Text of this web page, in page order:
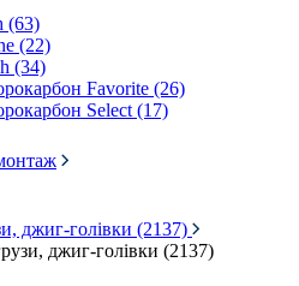
(63)
(22)
(34)
Favorite (26)
Select (17)
джиг-голівки (2137)
джиг-голівки (2137)